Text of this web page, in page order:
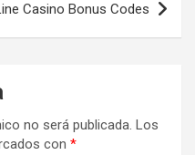
Casino Bonus Codes
no será publicada. Los
con *